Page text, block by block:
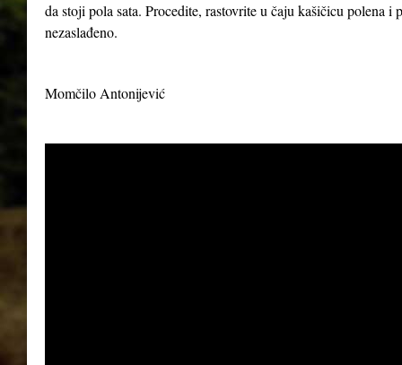
da stoji pola sata. Procedite, rastovrite u čaju kašičicu polena
nezaslađeno.
Momčilo Antonijević